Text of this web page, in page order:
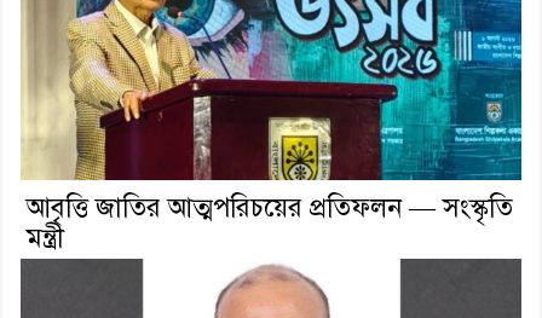
আবৃত্তি জাতির আত্মপরিচয়ের প্রতিফলন — সংস্কৃতি
মন্ত্রী